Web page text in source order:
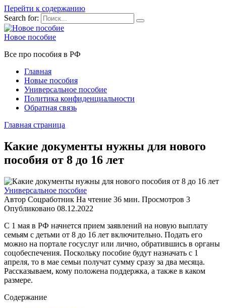
Перейти к содержанию
Search for:
Новое пособие
Все про пособия в РФ
Главная
Новые пособия
Универсальное пособие
Политика конфиденциальности
Обратная связь
Главная страница
Какие документы нужны для нового
пособия от 8 до 16 лет
Универсальное пособие
Автор Соцработник На чтение 36 мин. Просмотров 3
Опубликовано 08.12.2022
С 1 мая в РФ начнется прием заявлений на новую выплату
семьям с детьми от 8 до 16 лет включительно. Подать его
можно на портале госуслуг или лично, обратившись в органы
соцобеспечения. Поскольку пособие будут назначать с 1
апреля, то в мае семьи получат сумму сразу за два месяца.
Рассказываем, кому положена поддержка, а также в каком
размере.
Содержание